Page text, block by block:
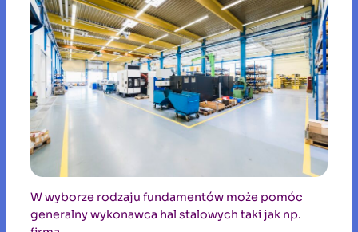
W wyborze rodzaju fundamentów może pomóc
generalny wykonawca hal stalowych taki jak np.